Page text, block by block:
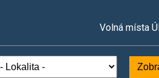
Volná místa